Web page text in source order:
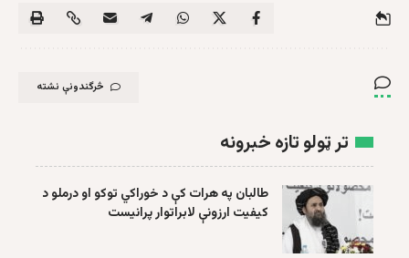
څرگندونې نشته
تر ټولو تازه خبرونه
طالبان په هرات کې د خوراکي توکو او درملو د
کیفیت ارزونې لابراتوار پرانیست